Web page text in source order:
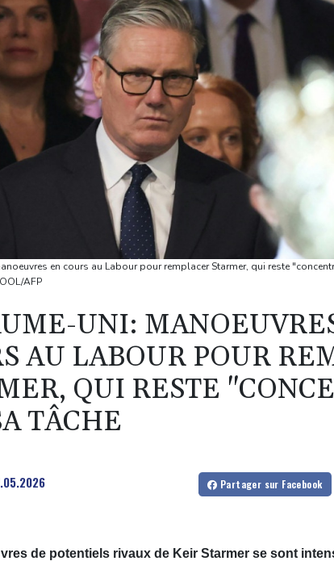
en cours au Labour pour remplacer Starmer, qui reste
AFP
UNI:
AU LABOUR POUR
QUI RESTE
TÂCHE
Partager sur Facebook
de potentiels rivaux de Keir Starmer se sont